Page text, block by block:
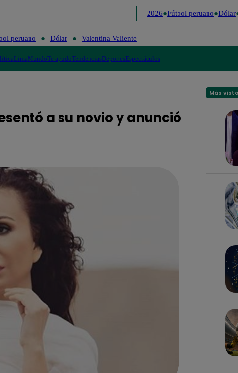
Perú Decide 2026 Fútbol peruano Dólar
peruano Dólar Valentina Valiente
LimaMundoTe ayudoTendenciasDeportesEspectáculos
a su novio y anunció
Más